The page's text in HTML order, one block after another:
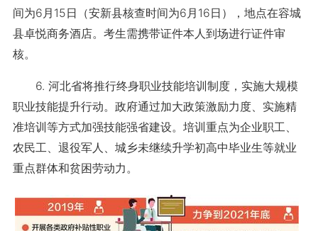
间为6月15日（安新县核查时间为6月16日），地点在容城
县卓悦商务酒店。考生需携带证件本人到场进行证件审
核。
6. 河北省将推行终身职业技能培训制度，实施大规模
职业技能提升行动。政府通过加大政策激励力度、实施精
准培训等方式加强技能强省建设。培训重点为企业职工、
农民工、退役军人、城乡未继续升学初高中毕业生等就业
重点群体和贫困劳动力。